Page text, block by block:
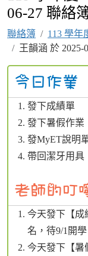
06-27 聯絡
聯絡簿
113 學年
王韻涵 於 2025-
發下成績單
發下暑假作業
發MyET說明
帶回潔牙用具
今天發下【成
名，待9/1開
今天發下【暑